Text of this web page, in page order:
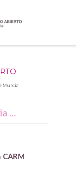
Murcia
CARM